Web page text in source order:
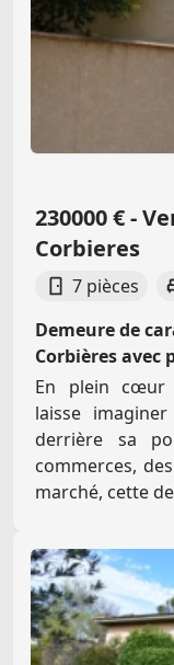
230000 € -
Corbieres
7 pièces
Demeure de
Corbières avec
En plein cœur
laisse
derrière sa
commerces,
marché, cette